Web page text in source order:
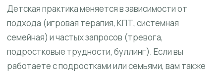
Детская практика меняется в зависимости от
подхода (игровая терапия, КПТ, системная
семейная) и частых запросов (тревога,
подростковые трудности, буллинг). Если вы
работаете с подростками или семьями, вам также